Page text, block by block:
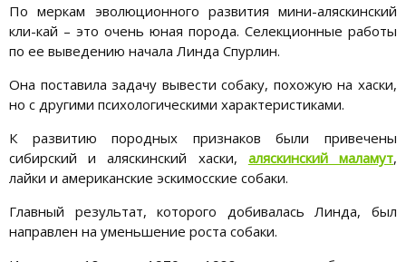
По меркам эволюционного развития мини-аляскинский
кли-кай – это очень юная порода. Селекционные работы
по ее выведению начала Линда Спурлин.
Она поставила задачу вывести собаку, похожую на хаски,
но с другими психологическими характеристиками.
К развитию породных признаков были привечены
сибирский и аляскинский хаски, аляскинский маламут,
лайки и американские эскимосские собаки.
Главный результат, которого добивалась Линда, был
направлен на уменьшение роста собаки.